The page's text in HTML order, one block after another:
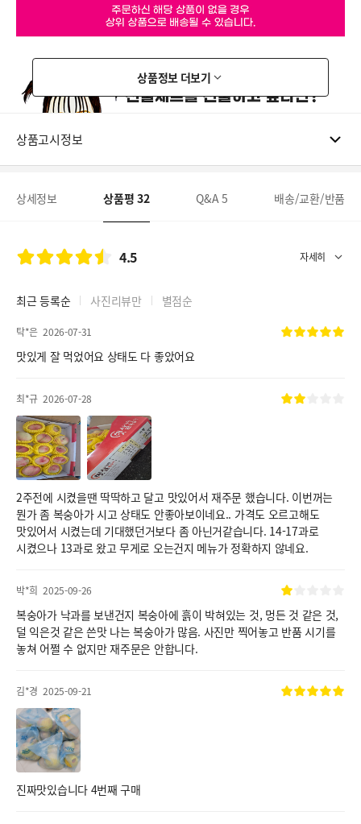
상품정보 더보기
상품고시정보
상세정보 상품평 32 Q&A 5 배송/교환/반품
4.5
최근 등록순 사진리뷰만 별점순
탁*은 2026-07-31
맛있게 잘 먹었어요 상태도 다 좋았어요
최*규 2026-07-28
2주전에 시켰을땐 딱딱하고 달고 맛있어서 재주문 했습니다. 이번꺼는
뭔가 좀 복숭아가 시고 상태도 안좋아보이네요.. 가격도 오르고해도
맛있어서 시켰는데 기대했던거보다 좀 아닌거같습니다. 14-17과로
시켰으나 13과로 왔고 무게로 오는건지 메뉴가 정확하지 않네요.
박*희 2025-09-26
복숭아가 낙과를 보낸건지 복숭아에 흙이 박혀있는 것, 멍든 것 같은 것,
덜 익은것 같은 쓴맛 나는 복숭아가 많음. 사진만 찍어놓고 반품 시기를
놓쳐 어쩔 수 없지만 재주문은 안합니다.
김*경 2025-09-21
진짜맛있습니다 4번째 구매